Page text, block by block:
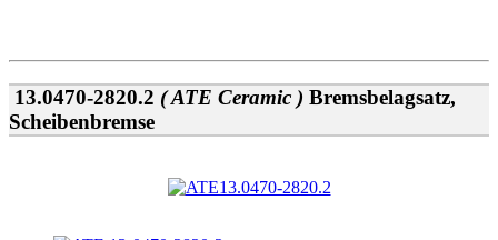
13.0470-2820.2 ( ATE Ceramic ) Bremsbelagsatz,
Scheibenbremse